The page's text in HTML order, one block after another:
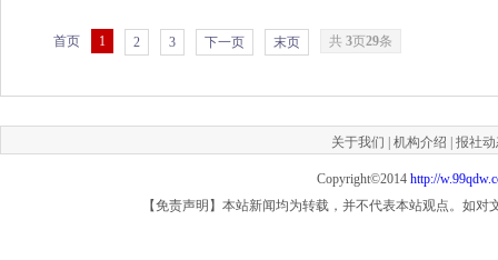
首页 1 2 3 下一页 末页 共 3页29条
关于我们 机构介绍 报社
Copyright©2014 http://
【免责声明】本站新闻均为转载，并不代表本站观点。如